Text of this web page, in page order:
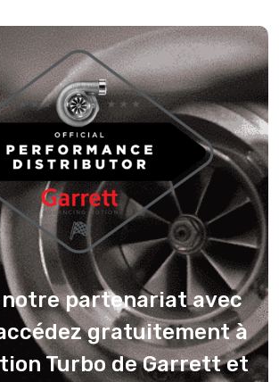
notre partenariat avec
gratuitement à
Turbo de Garrett et